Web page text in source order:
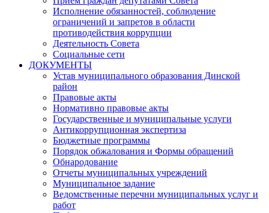
Исполнение обязанностей, соблюдение
ограничений и запретов в области
противодействия коррупции
Деятельность Совета
Социальные сети
ДОКУМЕНТЫ
Устав муниципального образования Динской
район
Правовые акты
Нормативно правовые акты
Государственные и муниципальные услуги
Антикоррупционная экспертиза
Бюджетные программы
Порядок обжалования и Формы обращений
Обнародование
Отчеты муниципальных учреждений
Муниципальное задание
Ведомственные перечни муниципальных услуг и
работ